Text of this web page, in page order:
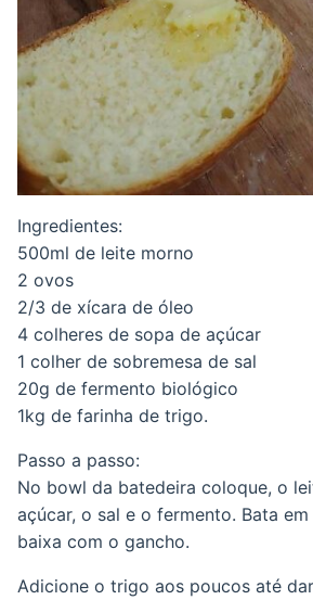
Ingredientes:
500ml de leite morno
2 ovos
2/3 de xícara de óleo
4 colheres de sopa de açúcar
1 colher de sobremesa de sal
20g de fermento biológico
1kg de farinha de trigo.
Passo a passo:
No bowl da batedeira coloque, o
açúcar, o sal e o fermento. Bata
baixa com o gancho.
Adicione o trigo aos poucos até